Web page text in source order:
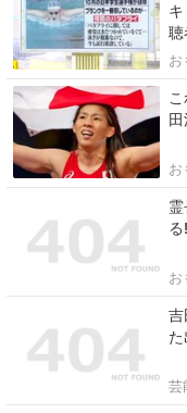
聴
お
お
る!
お
吉
芸